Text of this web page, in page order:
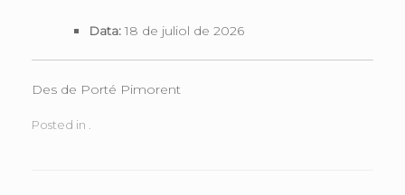
Data: 18 de juliol de 2026
Des de Porté Pimorent
Posted in .